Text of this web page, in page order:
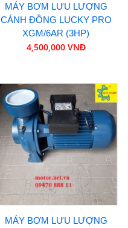
MÁY BƠM LƯU LƯỢNG
CÁNH ĐỒNG LUCKY PRO
XGM/6AR (3HP)
4,500,000 VNĐ
MÁY BƠM LƯU LƯỢNG